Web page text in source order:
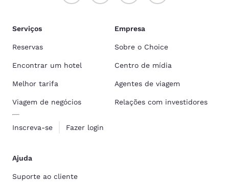
Serviços
Reservas
Encontrar um hotel
Melhor tarifa
Viagem de negócios
Inscreva-se Fazer login
Empresa
Sobre o Choice
Centro de mídia
Agentes de viagem
Relações com investidores
Ajuda
Suporte ao cliente